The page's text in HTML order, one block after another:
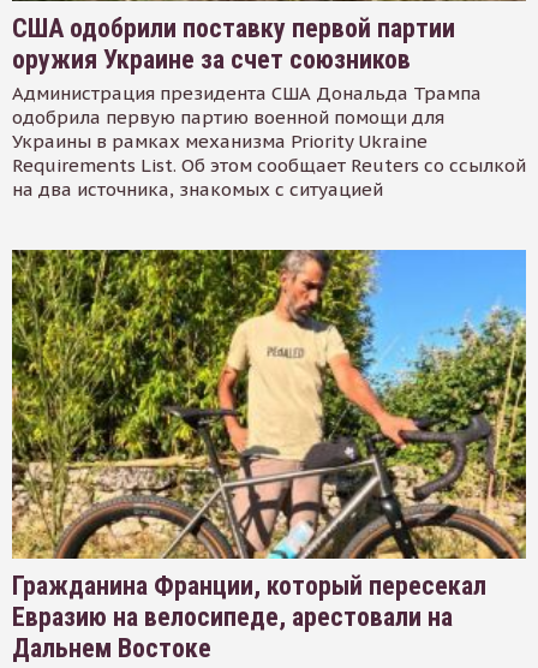
США одобрили поставку первой партии
оружия Украине за счет союзников
Администрация президента США Дональда Трампа
одобрила первую партию военной помощи для
Украины в рамках механизма Priority Ukraine
Requirements List. Об этом сообщает Reuters со ссылкой
на два источника, знакомых с ситуацией
Гражданина Франции, который пересекал
Евразию на велосипеде, арестовали на
Дальнем Востоке